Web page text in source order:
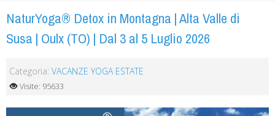
NaturYoga® Detox in Montagna | Alta Valle di
Susa | Oulx (TO) | Dal 3 al 5 Luglio 2026
Categoria: VACANZE YOGA ESTATE
Visite: 95633